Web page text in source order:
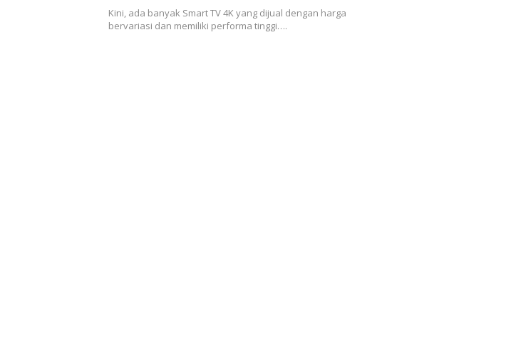
Kini, ada banyak Smart TV 4K yang dijual dengan harga
bervariasi dan memiliki performa tinggi….